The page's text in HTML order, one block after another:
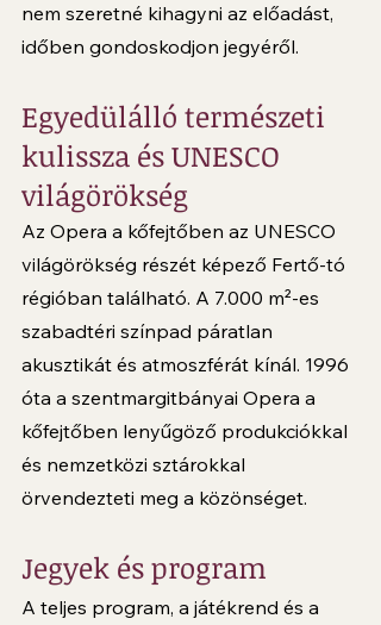
nem szeretné kihagyni az előadást,
időben gondoskodjon jegyéről.
Egyedülálló természeti
kulissza és UNESCO
világörökség
Az Opera a kőfejtőben az UNESCO
világörökség részét képező Fertő-tó
régióban található. A 7.000 m²-es
szabadtéri színpad páratlan
akusztikát és atmoszférát kínál. 1996
óta a szentmargitbányai Opera a
kőfejtőben lenyűgöző produkciókkal
és nemzetközi sztárokkal
örvendezteti meg a közönséget.
Jegyek és program
A teljes program, a játékrend és a